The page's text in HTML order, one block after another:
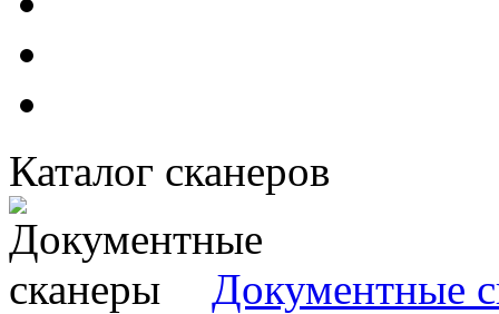
Каталог сканеров
Документные